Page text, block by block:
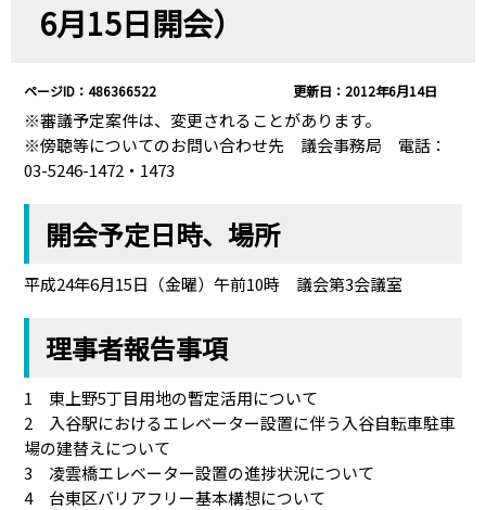
6月15日開会）
ページID：486366522 更新日：2012年6月14日
※審議予定案件は、変更されることがあります。
※傍聴等についてのお問い合わせ先 議会事務局 電話：
03-5246-1472・1473
開会予定日時、場所
平成24年6月15日（金曜）午前10時 議会第3会議室
理事者報告事項
1 東上野5丁目用地の暫定活用について
2 入谷駅におけるエレベーター設置に伴う入谷自転車駐車
場の建替えについて
3 凌雲橋エレベーター設置の進捗状況について
4 台東区バリアフリー基本構想について